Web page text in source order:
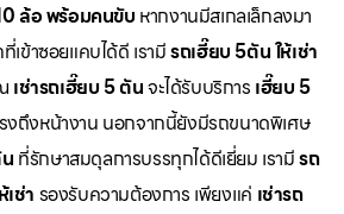
ล้อ พร้อมคนขับ หากงานมีสเกลเล็กลงมา
เข้าซอยแคบได้ดี เรามีรถเฮี๊ยบ 5ตัน ให้เช่า
เช่ารถเฮี๊ยบ 5 ตันจะได้รับบริการ เฮี๊ยบ 5
งถึงหน้างาน นอกจากนี้ยังมีรถขนาดพิเศษ
ที่รักษาสมดุลการบรรทุกได้ดีเยี่ยม เรามีรถ
ช่า รองรับความต้องการ เพียงแค่ เช่ารถ